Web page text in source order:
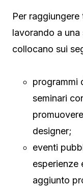
Per
lavorando a
collocano sui
programmi
seminari
designer;
eventi
esperienze
aggiunto